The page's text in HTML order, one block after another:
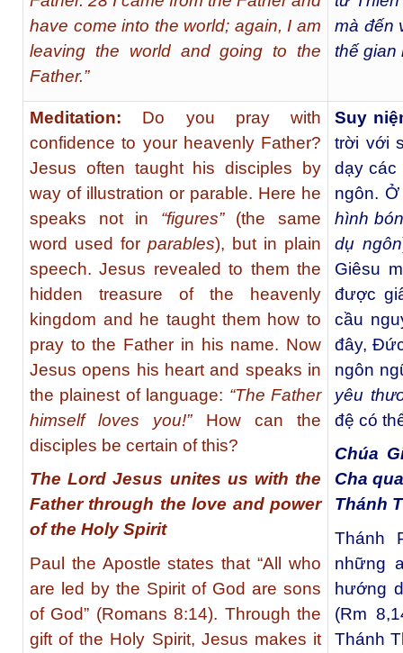
have come into the world; again, I am
leaving the world and going to the
Father.”
mà đến
thế gian
Meditation: Do you pray with
confidence to your heavenly Father?
Jesus often taught his disciples by
way of illustration or parable. Here he
speaks not in “figures” (the same
word used for parables), but in plain
speech. Jesus revealed to them the
hidden treasure of the heavenly
kingdom and he taught them how to
pray to the Father in his name. Now
Jesus opens his heart and speaks in
the plainest of language: “The Father
himself loves you!” How can the
disciples be certain of this?
The Lord Jesus unites us with the
Father through the love and power
of the Holy Spirit
Paul the Apostle states that “All who
are led by the Spirit of God are sons
of God” (Romans 8:14). Through the
gift of the Holy Spirit, Jesus makes it
Suy
trời với
dạy các
ngôn.
hình
dụ ngôn
Giêsu
được
cầu
đây,
ngôn
yêu
đệ có
Chúa
Cha
Thánh
Thánh
những
hướng
(Rm
Thánh